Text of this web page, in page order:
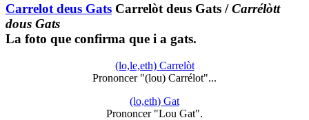
Carrelot deus Gats Carrelòt deus Gats /Carrélòtt
dous Gats
La foto que confirma que i a gats.
(lo,le,eth) Carrelòt
Prononcer "(lou) Carrélot"...
(lo,eth) Gat
Prononcer "Lou Gat".